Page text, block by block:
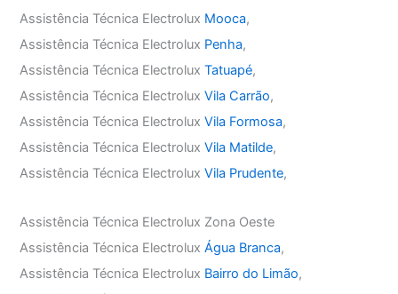
Assistência Técnica Electrolux Mooca,
Assistência Técnica Electrolux Penha,
Assistência Técnica ElectroluxTatuapé,
Assistência Técnica ElectroluxVila Carrão,
Assistência Técnica ElectroluxVila Formosa,
Assistência Técnica ElectroluxVila Matilde,
Assistência Técnica ElectroluxVila Prudente,
Assistência Técnica Electrolux Zona Oeste
Assistência Técnica ElectroluxÁgua Branca,
Assistência Técnica Electrolux Bairro do Limão,